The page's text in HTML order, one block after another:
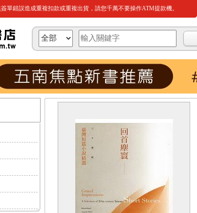
單錯誤造成重複扣款或重複出貨，請您千萬不要操作ATM提款機。